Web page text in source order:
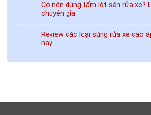
Có nên dùng tấm lót sàn rửa xe?
chuyên gia
Review các loại súng rửa xe cao
nay